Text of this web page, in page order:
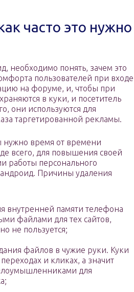
часто это нужно
необходимо понять, зачем это
пользователей при входе
на форуме, и, чтобы при
в куки, и посетитель
они используются для
таргетированной рекламы.
нужно время от времени
всего, для повышения своей
работы персонального
Причины удаления
внутренней памяти телефона
файлами для тех сайтов,
не пользуется;
файлов в чужие руки. Куки
и кликах, а значит
для